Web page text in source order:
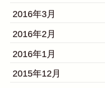
2016年3月
2016年2月
2016年1月
2015年12月